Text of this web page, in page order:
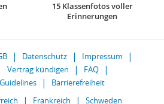
15 Klassenfotos voller
Erinnerungen
Datenschutz
Impressum
Vertrag kündigen
FAQ
Barrierefreiheit
Frankreich Schweden